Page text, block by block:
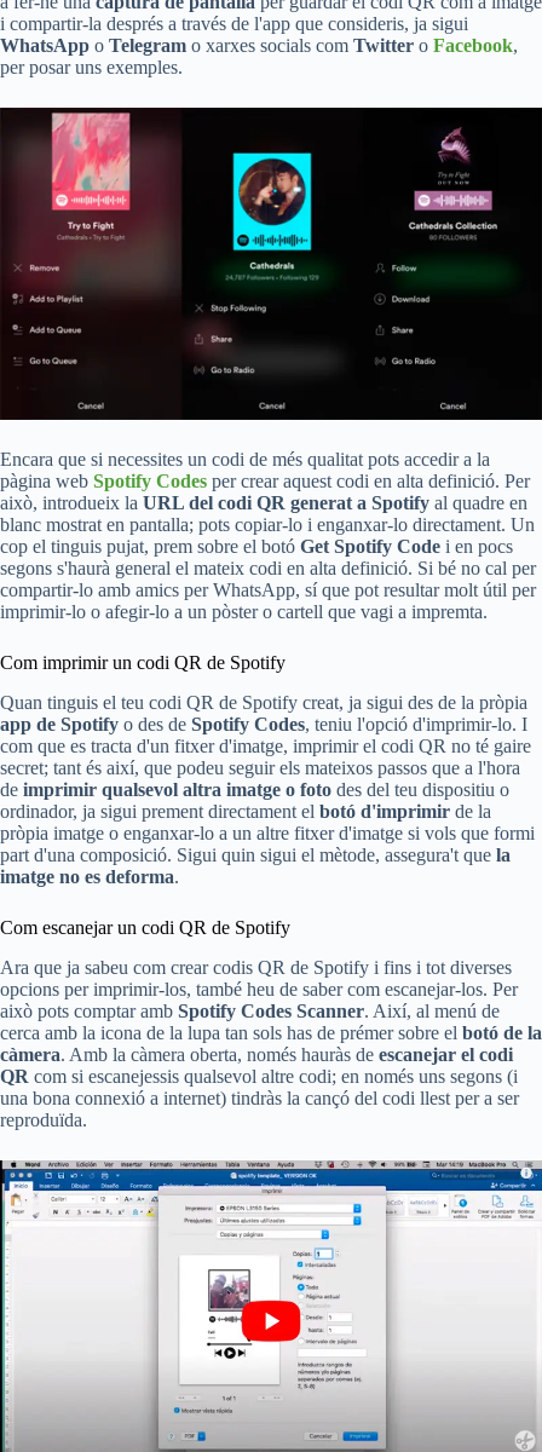
i compartir-la després a través de l'app que consideris, ja sigui
WhatsApp o Telegram o xarxes socials com Twitter o Facebook,
per posar uns exemples.
Encara que si necessites un codi de més qualitat pots accedir a la
pàgina web Spotify Codes per crear aquest codi en alta definició. Per
això, introdueix la URL del codi QR generat a Spotify al quadre en
blanc mostrat en pantalla; pots copiar-lo i enganxar-lo directament. Un
cop el tinguis pujat, prem sobre el botó Get Spotify Code i en pocs
segons s'haurà general el mateix codi en alta definició. Si bé no cal per
compartir-lo amb amics per WhatsApp, sí que pot resultar molt útil per
imprimir-lo o afegir-lo a un pòster o cartell que vagi a impremta.
Com imprimir un codi QR de Spotify
Quan tinguis el teu codi QR de Spotify creat, ja sigui des de la pròpia
app de Spotify o des de Spotify Codes, teniu l'opció d'imprimir-lo. I
com que es tracta d'un fitxer d'imatge, imprimir el codi QR no té gaire
secret; tant és així, que podeu seguir els mateixos passos que a l'hora
de imprimir qualsevol altra imatge o foto des del teu dispositiu o
ordinador, ja sigui prement directament el botó d'imprimir de la
pròpia imatge o enganxar-lo a un altre fitxer d'imatge si vols que formi
part d'una composició. Sigui quin sigui el mètode, assegura't que la
imatge no es deforma.
Com escanejar un codi QR de Spotify
Ara que ja sabeu com crear codis QR de Spotify i fins i tot diverses
opcions per imprimir-los, també heu de saber com escanejar-los. Per
això pots comptar amb Spotify Codes Scanner. Així, al menú de
cerca amb la icona de la lupa tan sols has de prémer sobre el botó de la
càmera. Amb la càmera oberta, només hauràs de escanejar el codi
QR com si escanejessis qualsevol altre codi; en només uns segons (i
una bona connexió a internet) tindràs la cançó del codi llest per a ser
reproduïda.